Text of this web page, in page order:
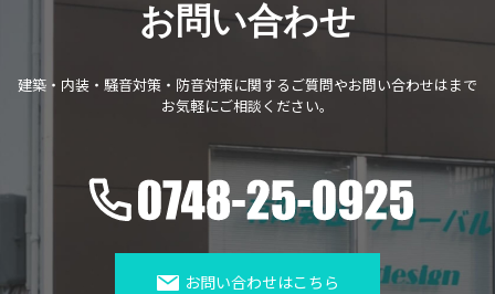
お問い合わせ
建築・内装・騒音対策・防音対策に関する ご質問やお問い合わせはまで
お気軽にご相談ください。
お問い合わせはこちら